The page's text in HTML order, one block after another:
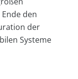
den
der
Systeme